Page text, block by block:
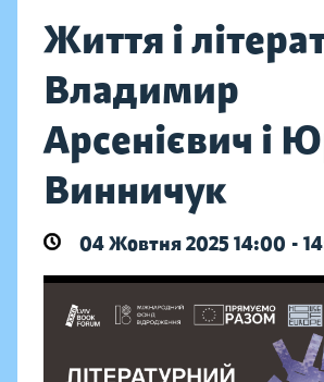
Життя і
Владимир
Арсенієвич і
Винничук
04 Жовтня 2025 14:00 -